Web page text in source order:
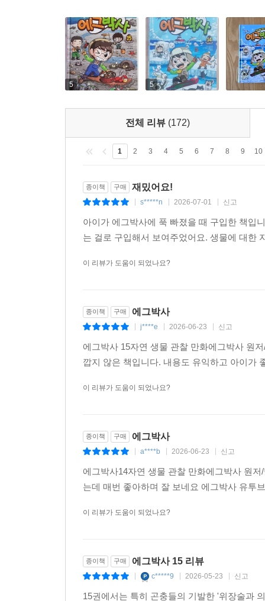
5 5
전체 리뷰 (172)
1 2 3 4 5 6 7 8 9 10
종이책 구매 재밌어요!
s*****n 2026-07-01 신고
아이가 에그박사에 푹 빠졌을 때 구입한 책입
는 걸로 구입해서 보여주었어요. 생물에 대한
이 리뷰가 도움이 되었나요?
종이책 구매 에그박사
j****e 2026-06-23 신고
에그박사 15자연 생물 관찰 만화에그박사 원
깝지 않은 책입니다. 내용도 유익하고 아이가
이 리뷰가 도움이 되었나요?
종이책 구매 에그박사
a****b 2026-06-23 신고
에그박사14자연 생물 관찰 만화에그박사 원
는데 매번 좋아하며 잘 보네요 에그박사 유투
이 리뷰가 도움이 되었나요?
종이책 구매 에그박사 15 리뷰
c*****9 2026-05-23 신고
15권에서는 특히 곤충들의 기발한 '위장술과